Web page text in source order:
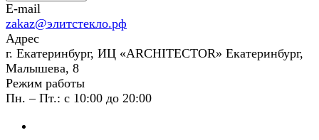
E-mail
zakaz@элитстекло.рф
Адрес
г. Екатеринбург, ИЦ «ARCHITECTOR» Екатеринбург,
Малышева, 8
Режим работы
Пн. – Пт.: с 10:00 до 20:00